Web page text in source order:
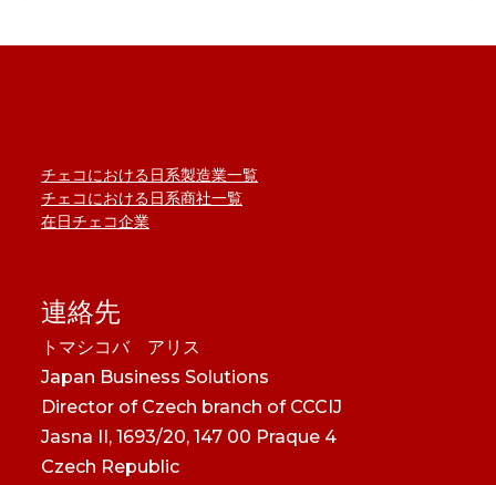
チェコにおける日系製造業一覧
チェコにおける日系商社一覧
在日チェコ企業
連絡先
トマシコバ アリス
Japan Business Solutions
Director of Czech branch of CCCIJ
Jasna II, 1693/20, 147 00 Praque 4
Czech Republic